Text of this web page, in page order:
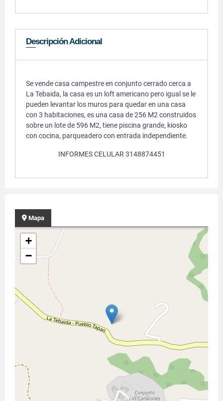
Descripción Adicional
Se vende casa campestre en conjunto cerrado cerca a
La Tebaida, la casa es un loft americano pero igual se le
pueden levantar los muros para quedar en una casa
con 3 habitaciones, es una casa de 256 M2 construidos
sobre un lote de 596 M2, tiene piscina grande, kiosko
con cocina, parqueadero con entrada independiente.
INFORMES CELULAR 3148874451
Mapa
+
−